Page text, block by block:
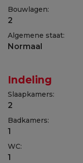
Bouwlagen:
2
Algemene staat:
Normaal
Indeling
Slaapkamers:
2
Badkamers:
1
WC:
1